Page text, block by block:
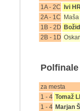
1A - 2C
Ivi
2A - 1C
1B - 2D
2B - 1D
Polfinale
za
1 - 4 Tomaž
1 - 4 Marjan